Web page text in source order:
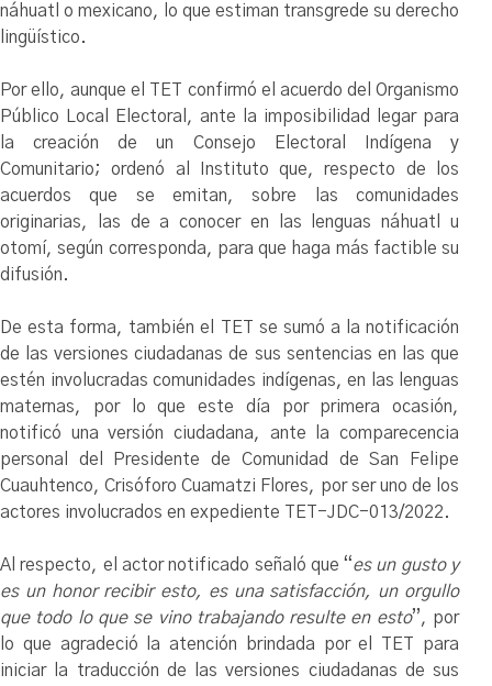
náhuatl o mexicano, lo que estiman transgrede su derecho
lingüístico.
Por ello, aunque el TET confirmó el acuerdo del Organismo
Público Local Electoral, ante la imposibilidad legar para
la creación de un Consejo Electoral Indígena y
Comunitario; ordenó al Instituto que, respecto de los
acuerdos que se emitan, sobre las comunidades
originarias, las de a conocer en las lenguas náhuatl u
otomí, según corresponda, para que haga más factible su
difusión.
De esta forma, también el TET se sumó a la notificación
de las versiones ciudadanas de sus sentencias en las que
estén involucradas comunidades indígenas, en las lenguas
maternas, por lo que este día por primera ocasión,
notificó una versión ciudadana, ante la comparecencia
personal del Presidente de Comunidad de San Felipe
Cuauhtenco, Crisóforo Cuamatzi Flores, por ser uno de los
actores involucrados en expediente TET-JDC-013/2022.
Al respecto, el actor notificado señaló que “es un gusto y
es un honor recibir esto, es una satisfacción, un orgullo
que todo lo que se vino trabajando resulte en esto”, por
lo que agradeció la atención brindada por el TET para
iniciar la traducción de las versiones ciudadanas de sus